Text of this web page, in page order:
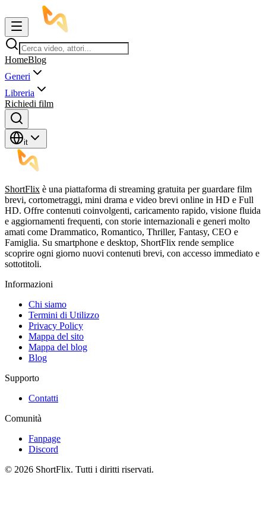
HomeBlog
Generi
Libreria
Richiedi film
it
ShortFlix è una piattaforma di streaming gratuita per guardare film
brevi, cortometraggi, mini drama e video brevi online in HD e Full
HD. Offre contenuti coinvolgenti, caricamento rapido, visione fluida
e aggiornamenti frequenti, con storie internazionali e generi molto
amati come Drammatico, Romantico, Thriller, Fantasy, CEO e
Famiglia. Su smartphone e desktop, ShortFlix rende semplice
scoprire ogni giorno nuovi contenuti brevi, con accesso immediato e
sottotitoli.
Informazioni
Chi siamo
Termini di Utilizzo
Privacy Policy
Mappa del sito
Mappa del blog
Blog
Supporto
Contatti
Comunità
Fanpage
Discord
© 2026 ShortFlix. Tutti i diritti riservati.